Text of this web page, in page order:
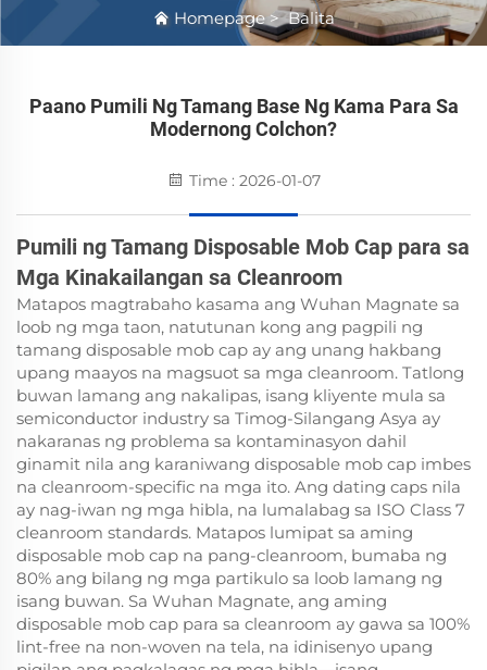
Homepage>Balita
Paano Pumili Ng Tamang Base Ng Kama Para Sa
Modernong Colchon?
Time : 2026-01-07
Pumili ng Tamang Disposable Mob Cap para sa
Mga Kinakailangan sa Cleanroom
Matapos magtrabaho kasama ang Wuhan Magnate sa
loob ng mga taon, natutunan kong ang pagpili ng
tamang disposable mob cap ay ang unang hakbang
upang maayos na magsuot sa mga cleanroom. Tatlong
buwan lamang ang nakalipas, isang kliyente mula sa
semiconductor industry sa Timog-Silangang Asya ay
nakaranas ng problema sa kontaminasyon dahil
ginamit nila ang karaniwang disposable mob cap imbes
na cleanroom-specific na mga ito. Ang dating caps nila
ay nag-iwan ng mga hibla, na lumalabag sa ISO Class 7
cleanroom standards. Matapos lumipat sa aming
disposable mob cap na pang-cleanroom, bumaba ng
80% ang bilang ng mga partikulo sa loob lamang ng
isang buwan. Sa Wuhan Magnate, ang aming
disposable mob cap para sa cleanroom ay gawa sa 100%
lint-free na non-woven na tela, na idinisenyo upang